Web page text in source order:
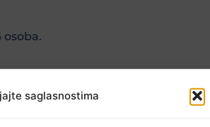
saglasnostima
osoba.